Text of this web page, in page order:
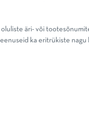
äri- või
ka eritrükiste nagu